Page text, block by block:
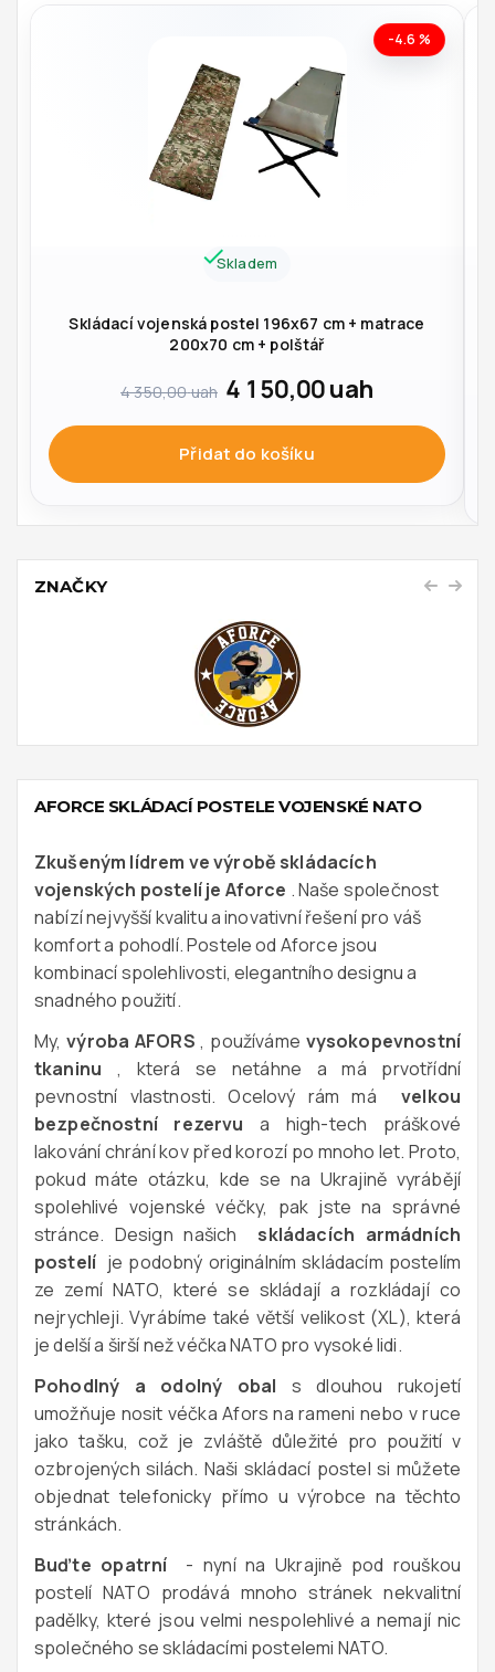
-4.6 %
Skladem
Skládací vojenská postel 196x67 cm + matrace
200x70 cm + polštář
4 350,00uah 4 150,00uah
Přidat do košíku
ZNAČKY
AFORCE SKLÁDACÍ POSTELE VOJENSKÉ NATO
Zkušeným lídrem ve výrobě skládacích
vojenských postelí je Aforce . Naše společnost
nabízí nejvyšší kvalitu a inovativní řešení pro váš
komfort a pohodlí. Postele od Aforce jsou
kombinací spolehlivosti, elegantního designu a
snadného použití.
My,výroba AFORS , používáme vysokopevnostní
tkaninu , která se netáhne a má prvotřídní
pevnostní vlastnosti. Ocelový rám mávelkou
bezpečnostní rezervu a high-tech práškové
lakování chrání kov před korozí po mnoho let. Proto,
pokud máte otázku, kde se na Ukrajině vyrábějí
spolehlivé vojenské véčky, pak jste na správné
stránce. Design našich skládacích armádních
postelí je podobný originálním skládacím postelím
ze zemí NATO, které se skládají a rozkládají co
nejrychleji. Vyrábíme také větší velikost (XL), která
je delší a širší než véčka NATO pro vysoké lidi.
Pohodlný a odolný obal s dlouhou rukojetí
umožňuje nosit véčka Afors na rameni nebo v ruce
jako tašku, což je zvláště důležité pro použití v
ozbrojených silách. Naši skládací postel si můžete
objednat telefonicky přímo u výrobce na těchto
stránkách.
Buďte opatrní - nyní na Ukrajině pod rouškou
postelí NATO prodává mnoho stránek nekvalitní
padělky, které jsou velmi nespolehlivé a nemají nic
společného se skládacími postelemi NATO.